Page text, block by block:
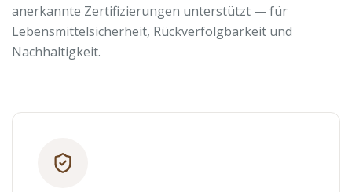
anerkannte Zertifizierungen unterstützt — für
Lebensmittelsicherheit, Rückverfolgbarkeit und
Nachhaltigkeit.